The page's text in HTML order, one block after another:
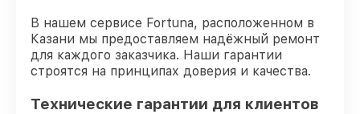
В нашем сервисе Fortuna, расположенном в
Казани мы предоставляем надёжный ремонт
для каждого заказчика. Наши гарантии
строятся на принципах доверия и качества.
Технические гарантии для клиентов